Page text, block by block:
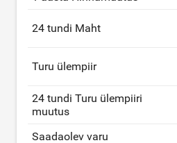
24 tundi Maht
Turu ülempiir
24 tundi Turu ülempiiri
muutus
Saadaolev varu